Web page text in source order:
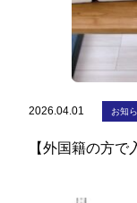
2026.04.01 お知
【外国籍の方で